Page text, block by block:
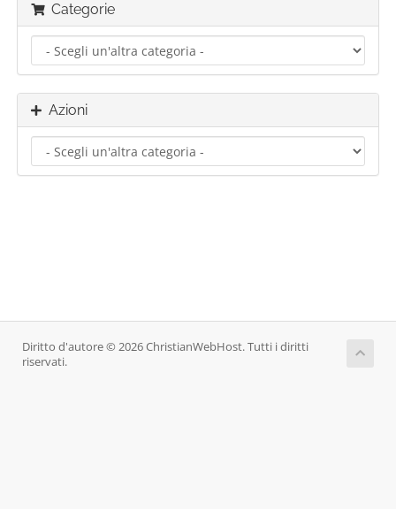
Categorie
Azioni
Diritto d'autore © 2026 ChristianWebHost. Tutti i diritti
riservati.